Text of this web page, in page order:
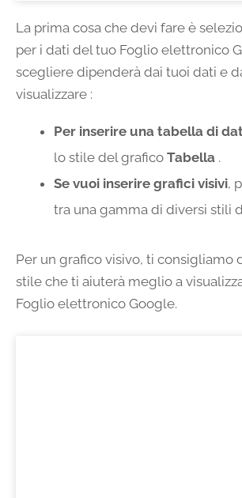
La prima cosa che devi fare è
per i dati del tuo Foglio elettronico
scegliere dipenderà dai tuoi dati e
visualizzare :
Per inserire una tabella di
lo stile del grafico Tabella .
Se vuoi inserire grafici visivi,
tra una gamma di diversi stili
Per un grafico visivo, ti consigliamo
stile che ti aiuterà meglio a
Foglio elettronico Google.